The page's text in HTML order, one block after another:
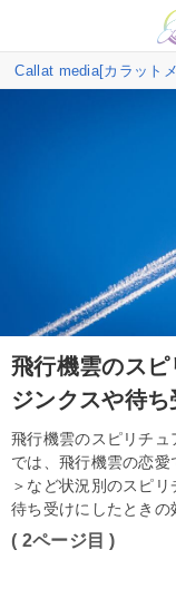
Callat media[カラット
飛行機雲のス
ジンクスや待ち
飛行機雲のスピリチ
では、飛行機雲の恋
＞など状況別のスピ
待ち受けにしたときの
( 2ページ目 )